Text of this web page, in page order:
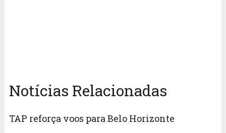
Notícias Relacionadas
TAP reforça voos para Belo Horizonte